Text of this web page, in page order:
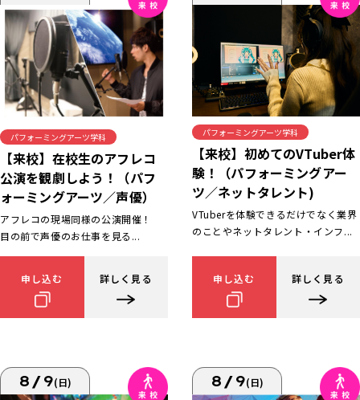
パフォーミングアーツ学科
【来校】在校生のアフレコ
公演を観劇しよう！（パフ
ォーミングアーツ／声優）
アフレコの現場同様の公演開催！
目の前で声優のお仕事を見る...
申し込む 詳しく見る
パフォーミングアーツ学科
【来校】初めてのVTuber体
験！（パフォーミングアー
ツ／ネットタレント)
VTuberを体験できるだけでなく業界
のことやネットタレント・インフ...
申し込む 詳しく見る
8/9(日) 8/9(日)